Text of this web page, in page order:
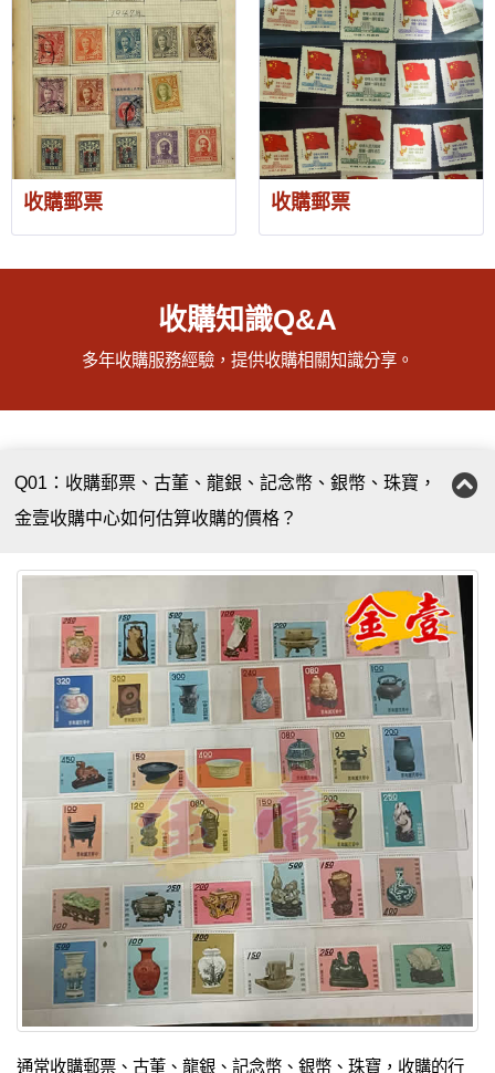
收購郵票 收購郵票
收購知識Q&A
多年收購服務經驗，提供收購相關知識分享。
Q01：收購郵票、古董、龍銀、記念幣、銀幣、珠寶，
金壹收購中心如何估算收購的價格？
通常收購郵票、古董、龍銀、記念幣、銀幣、珠寶，收購的行